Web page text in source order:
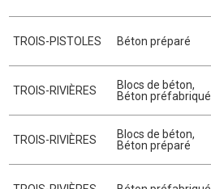
TROIS-PISTOLES Béton préparé
TROIS-RIVIÈRES Blocs de béton,
Béton préfabriqué
TROIS-RIVIÈRES Blocs de béton,
Béton préparé